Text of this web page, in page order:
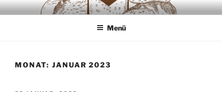
Zum
InhaltSAUERTEIGLIEBE
Backwaren ausschliesslich aus Sauerteig
Menü
MONAT: JANUAR 2023